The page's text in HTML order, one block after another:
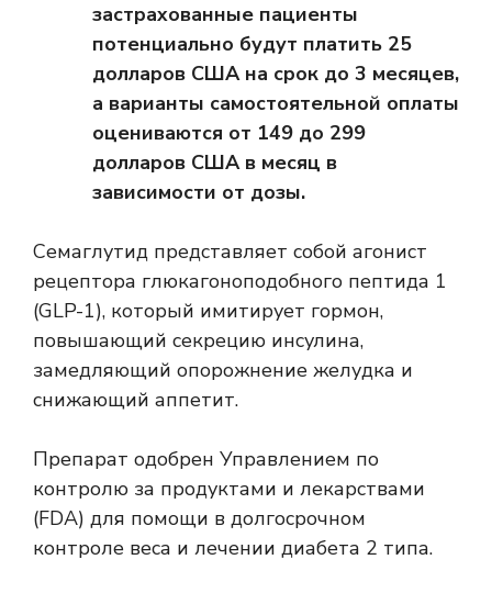
застрахованные пациенты
потенциально будут платить 25
долларов США на срок до 3 месяцев,
а варианты самостоятельной оплаты
оцениваются от 149 до 299
долларов США в месяц в
зависимости от дозы.
Семаглутид представляет собой агонист
рецептора глюкагоноподобного пептида 1
(GLP-1), который имитирует гормон,
повышающий секрецию инсулина,
замедляющий опорожнение желудка и
снижающий аппетит.
Препарат одобрен Управлением по
контролю за продуктами и лекарствами
(FDA) для помощи в долгосрочном
контроле веса и лечении диабета 2 типа.